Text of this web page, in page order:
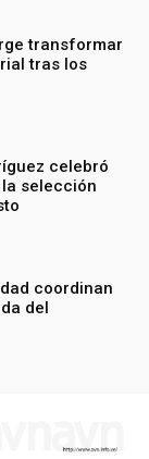
transformar
tras los
celebró
selección
coordinan
del